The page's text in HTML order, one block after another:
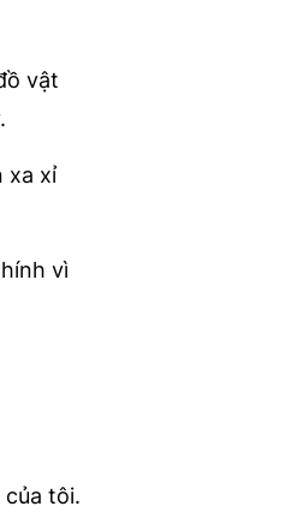
vật
xa xỉ
vì
tôi.